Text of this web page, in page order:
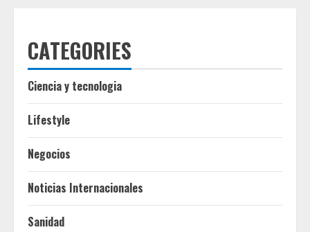
CATEGORIES
Ciencia y tecnologia
Lifestyle
Negocios
Noticias Internacionales
Sanidad